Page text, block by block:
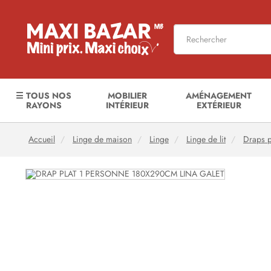
☰ TOUS NOS
RAYONS
MOBILIER
INTÉRIEUR
AMÉNAGEMENT
EXTÉRIEUR
Accueil Linge de maison Linge Linge de lit Draps